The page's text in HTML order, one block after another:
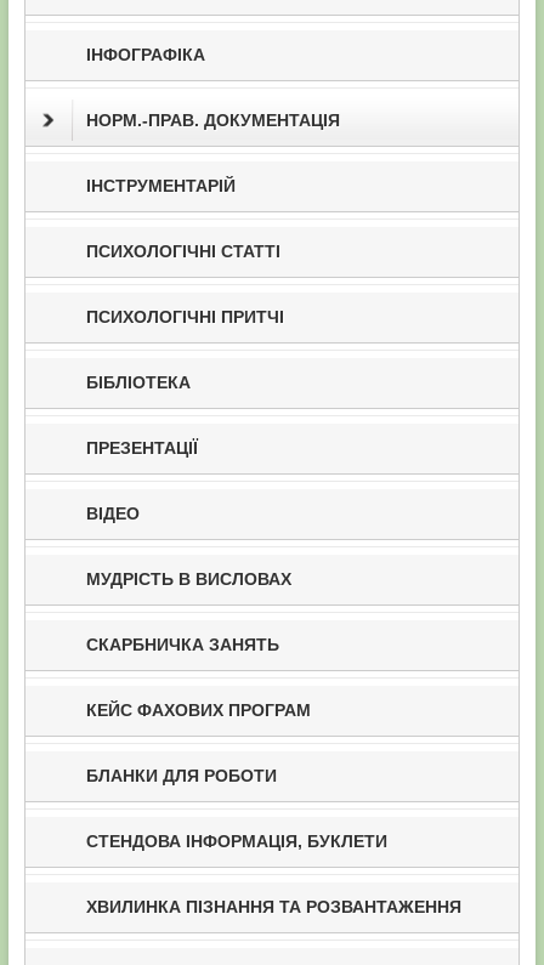
ІНФОГРАФІКА
НОРМ.-ПРАВ. ДОКУМЕНТАЦІЯ
ІНСТРУМЕНТАРІЙ
ПСИХОЛОГІЧНІ СТАТТІ
ПСИХОЛОГІЧНІ ПРИТЧІ
БІБЛІОТЕКА
ПРЕЗЕНТАЦІЇ
ВІДЕО
МУДРІСТЬ В ВИСЛОВАХ
СКАРБНИЧКА ЗАНЯТЬ
КЕЙС ФАХОВИХ ПРОГРАМ
БЛАНКИ ДЛЯ РОБОТИ
СТЕНДОВА ІНФОРМАЦІЯ, БУКЛЕТИ
ХВИЛИНКА ПІЗНАННЯ ТА РОЗВАНТАЖЕННЯ